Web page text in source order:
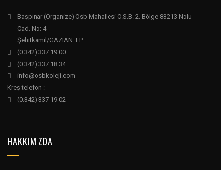
Başpınar (Organize) Osb Mahallesi O.S.B. 2. Bölge 83213 Nolu
Cad. No: 4
Şehitkamil/GAZIANTEP
(0.342) 337 19 00
(0.342) 337 18 34
info@osbkoleji.com
Kreş telefon :
(0.342) 337 19 02
HAKKIMIZDA